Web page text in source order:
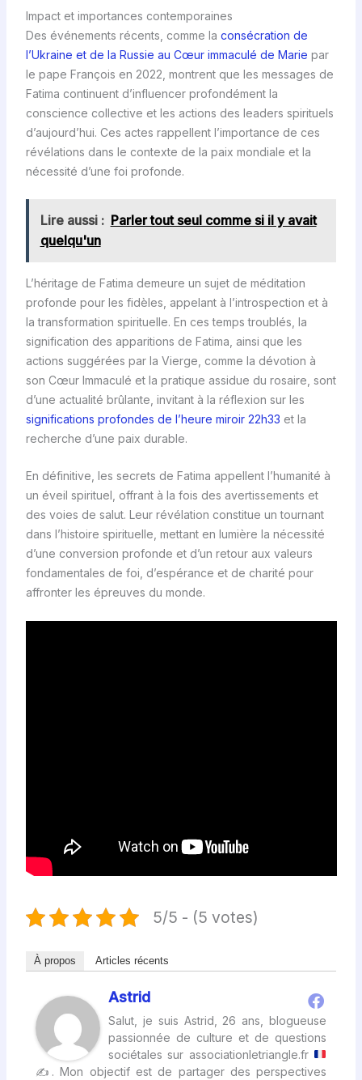
Impact et importances contemporaines
Des événements récents, comme la consécration de
l’Ukraine et de la Russie au Cœur immaculé de Marie par
le pape François en 2022, montrent que les messages de
Fatima continuent d’influencer profondément la
conscience collective et les actions des leaders spirituels
d’aujourd’hui. Ces actes rappellent l’importance de ces
révélations dans le contexte de la paix mondiale et la
nécessité d’une foi profonde.
Lire aussi : Parler tout seul comme si il y avait
quelqu'un
L’héritage de Fatima demeure un sujet de méditation
profonde pour les fidèles, appelant à l’introspection et à
la transformation spirituelle. En ces temps troublés, la
signification des apparitions de Fatima, ainsi que les
actions suggérées par la Vierge, comme la dévotion à
son Cœur Immaculé et la pratique assidue du rosaire, sont
d’une actualité brûlante, invitant à la réflexion sur les
significations profondes de l’heure miroir 22h33 et la
recherche d’une paix durable.
En définitive, les secrets de Fatima appellent l’humanité à
un éveil spirituel, offrant à la fois des avertissements et
des voies de salut. Leur révélation constitue un tournant
dans l’histoire spirituelle, mettant en lumière la nécessité
d’une conversion profonde et d’un retour aux valeurs
fondamentales de foi, d’espérance et de charité pour
affronter les épreuves du monde.
5/5 - (5 votes)
À propos Articles récents
Astrid
Salut, je suis Astrid, 26 ans, blogueuse
passionnée de culture et de questions
sociétales sur associationletriangle.fr
✍ . Mon objectif est de partager des perspectives